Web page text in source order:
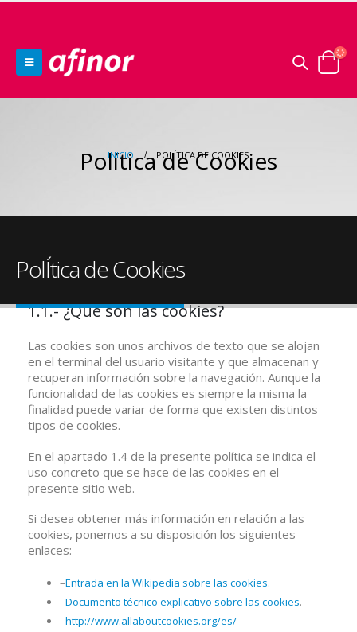
Política de Cookies
INICIO POLÍTICA DE COOKIES
PolÍtica de Cookies
1.1.- ¿Qué son las cookies?
Las cookies son unos archivos de texto que se alojan
en el terminal del usuario visitante y que almacenan y
recuperan información sobre la navegación. Aunque la
funcionalidad de las cookies es siempre la misma la
finalidad puede variar de forma que existen distintos
tipos de cookies.
En el apartado 1.4 de la presente política se indica el
uso concreto que se hace de las cookies en el
presente sitio web.
Si desea obtener más información en relación a las
cookies, ponemos a su disposición los siguientes
enlaces:
–Entrada en la Wikipedia sobre las cookies.
–Documento técnico explicativo sobre las cookies.
–http://www.allaboutcookies.org/es/